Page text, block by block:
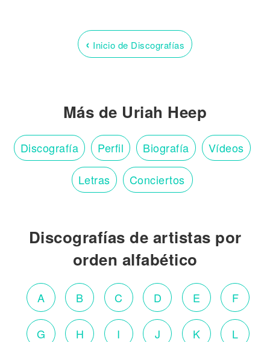
‹ Inicio de Discografías
Más de Uriah Heep
Discografía Perfil Biografía Vídeos
Letras Conciertos
Discografías de artistas por
orden alfabético
A B C D E F
G H I J K L